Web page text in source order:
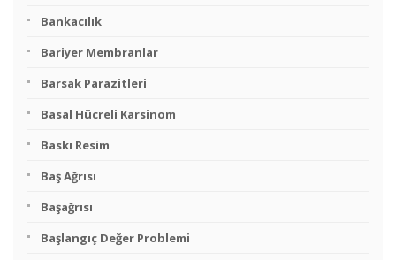
Bankacılık
Bariyer Membranlar
Barsak Parazitleri
Basal Hücreli Karsinom
Baskı Resim
Baş Ağrısı
Başağrısı
Başlangıç Değer Problemi